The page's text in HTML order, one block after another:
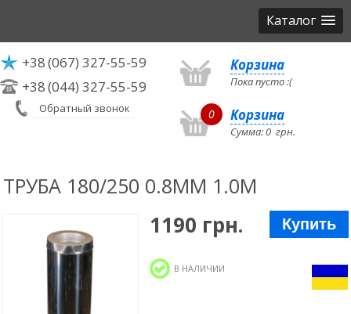
Каталог
+38(067) 327-55-59
+38(044) 327-55-59
Обратный звонок
Корзина
Пока пусто :(
0 Корзина
Сумма:0 грн.
ТРУБА 180/250 0.8ММ 1.0М
1190 грн. Купить
В НАЛИЧИИ